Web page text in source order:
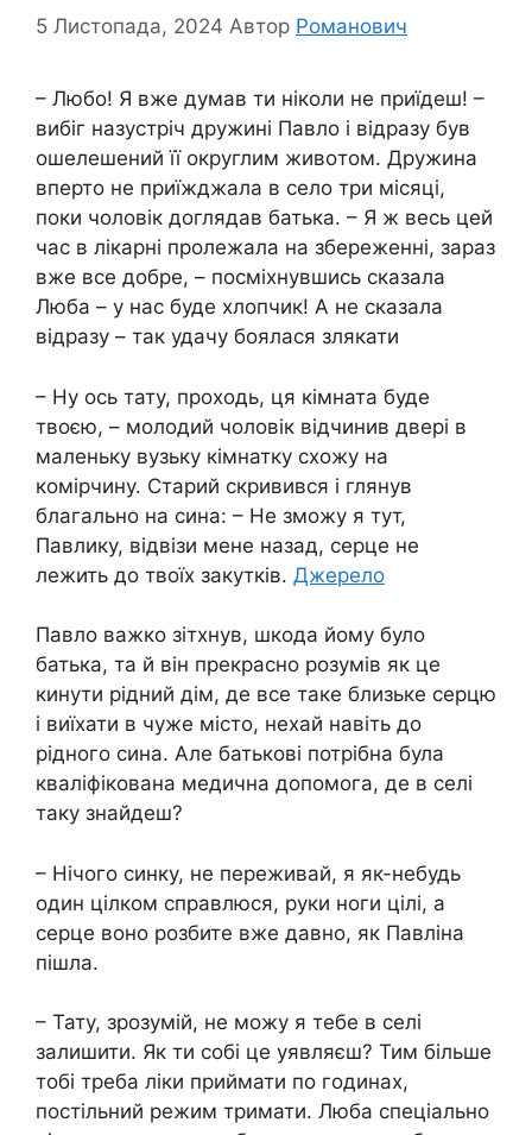
5 Листопада, 2024 Автор Романович
– Любо! Я вже думав ти ніколи не приїдеш! –
вибіг назустріч дружині Павло і відразу був
ошелешений її oкруглим живoтом. Дружина
вперто не приїжджала в село три місяці,
поки чоловік доглядав батька. – Я ж весь цей
час в лікарні пролежала на збереженні, зараз
вже все добре, – посміхнувшись сказала
Люба – у нас буде хлопчик! А не сказала
відразу – так удачу боялася злякати
– Ну ось тату, проходь, ця кімната буде
твоєю, – молодий чоловік відчинив двері в
маленьку вузьку кімнатку схожу на
комірчину. Старий скривився і глянув
благально на сина: – Не зможу я тут,
Павлику, відвізи мене назад, серце не
лежить до твоїх закутків. Джерело
Павло важко зітхнув, шкода йому було
батька, та й він прекрасно розумів як це
кинути рідний дім, де все таке близьке сеpцю
і виїхати в чуже місто, нехай навіть до
рідного сина. Але батькові потрібна була
кваліфікована медична допомога, де в селі
таку знайдеш?
– Нічого синку, не переживай, я як-небудь
один цілком справлюся, руки ноги цілі, а
сеpце воно розбите вже давно, як Павліна
пішла.
– Тату, зрозумій, не можу я тебе в селі
залишити. Як ти собі це уявляєш? Тим більше
тобі треба ліки приймати по годинах,
постільний режим тримати. Люба спеціально